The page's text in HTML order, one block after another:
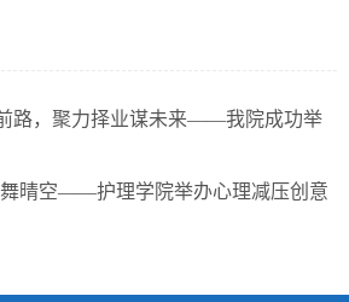
路，聚力择业谋未来——我院成功举
舞晴空——护理学院举办心理减压创意